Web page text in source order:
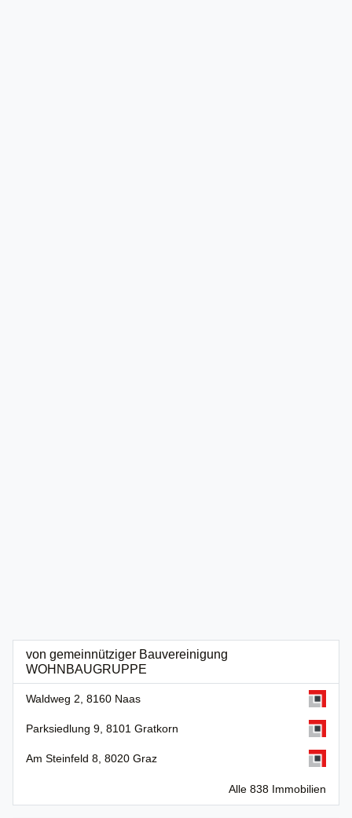
von gemeinnütziger Bauvereinigung
WOHNBAUGRUPPE
Waldweg 2, 8160 Naas
Parksiedlung 9, 8101 Gratkorn
Am Steinfeld 8, 8020 Graz
Alle 838 Immobilien